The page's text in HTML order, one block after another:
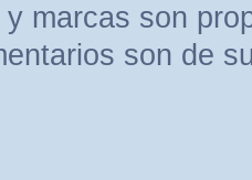
marcas son
son de